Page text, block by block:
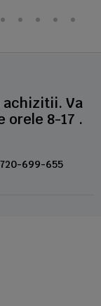
Va
orele 8-17 .
699-655